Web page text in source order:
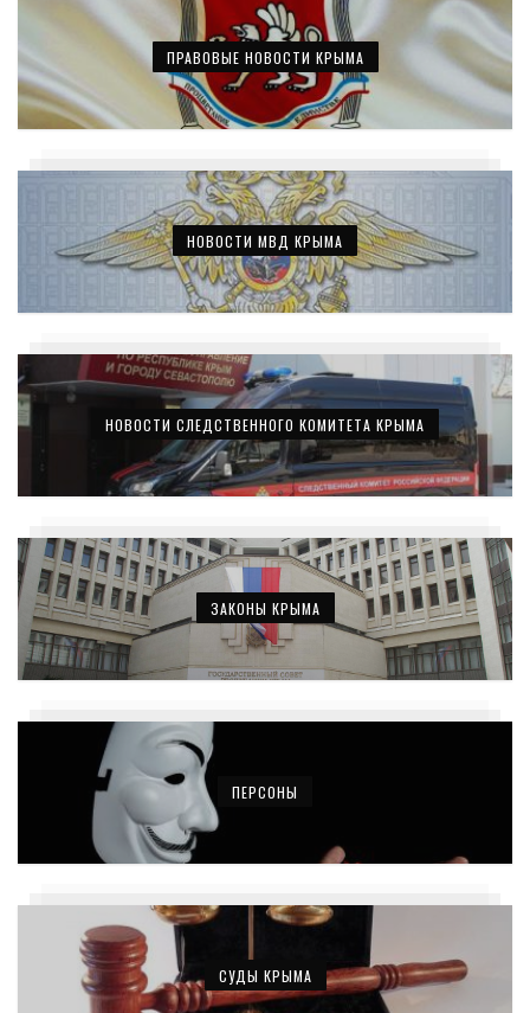
ПРАВОВЫЕ НОВОСТИ КРЫМА
НОВОСТИ МВД КРЫМА
НОВОСТИ СЛЕДСТВЕННОГО КОМИТЕТА КРЫМА
ЗАКОНЫ КРЫМА
ПЕРСОНЫ
СУДЫ КРЫМА